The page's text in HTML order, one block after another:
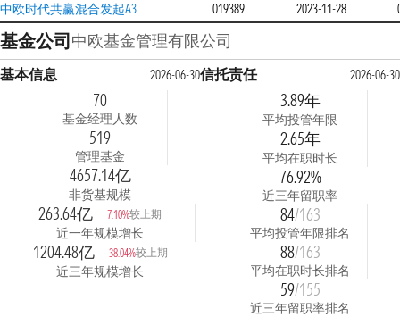
中欧时代共赢混合发起A3
019389 2023-11-28
基金公司中欧基金管理有限公司
基本信息 2026-06-30
70
基金经理人数
519
管理基金
4657.14亿
非货基规模
263.64亿 7.10%较上期
近一年规模增长
1204.48亿 38.04%较上期
近三年规模增长
信托责任 2026-06-30
3.89年
平均投管年限
2.65年
平均在职时长
76.92%
近三年留职率
84/163
平均投管年限排名
88/163
平均在职时长排名
59/155
近三年留职率排名